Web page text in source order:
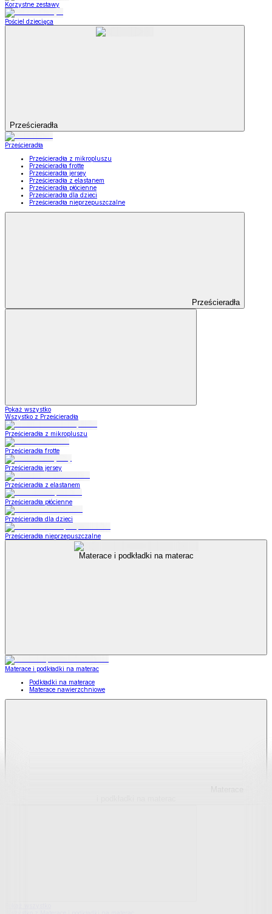
Korzystne zestawy
Pościel dziecięca
Prześcieradła
Prześcieradła
Prześcieradła z mikropluszu
Prześcieradła frotte
Prześcieradła jersey
Prześcieradła z elastanem
Prześcieradła płócienne
Prześcieradła dla dzieci
Prześcieradła nieprzepuszczalne
Prześcieradła
Pokaż wszystko
Wszystko z Prześcieradła
Prześcieradła z mikropluszu
Prześcieradła frotte
Prześcieradła jersey
Prześcieradła z elastanem
Prześcieradła płócienne
Prześcieradła dla dzieci
Prześcieradła nieprzepuszczalne
Materace i podkładki na materac
Materace i podkładki na materac
Podkładki na materace
Materace nawierzchniowe